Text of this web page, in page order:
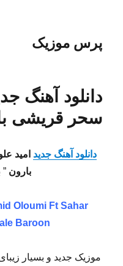
پرس موزیک
دانلود آهنگ
سحر قریشی با
دانلود آهنگ جدید امید
بارون ”
Oloumi Ft Sahar
Baroon
موزیک جدید و بسیار